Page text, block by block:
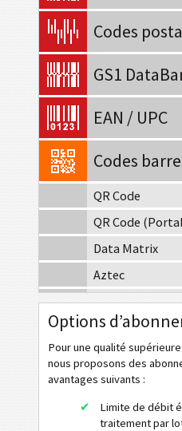
Codes
GS1
EAN / UPC
Codes
QR Code
QR Code
Data Matrix
Aztec
Codablock-F
MaxiCode
MicroPDF417
PDF417
Micro QR Code
Options
Pour une qualité
nous proposons des
avantages suivants :
Limite de débit
traitement par